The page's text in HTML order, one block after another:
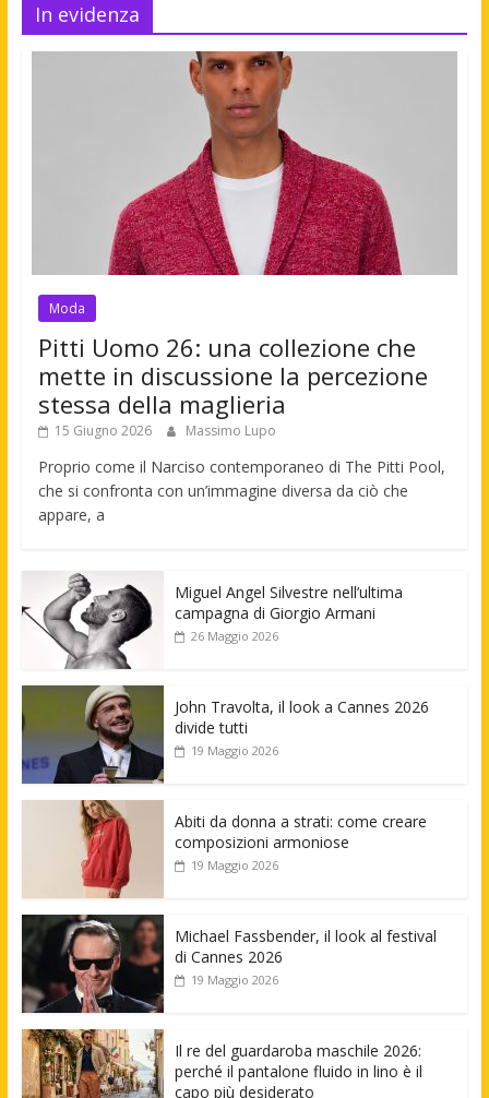
In evidenza
Moda
Pitti Uomo 26: una collezione che
mette in discussione la percezione
stessa della maglieria
15 Giugno 2026 Massimo Lupo
Proprio come il Narciso contemporaneo di The Pitti Pool,
che si confronta con un’immagine diversa da ciò che
appare, a
Miguel Angel Silvestre nell’ultima
campagna di Giorgio Armani
26 Maggio 2026
John Travolta, il look a Cannes 2026
divide tutti
19 Maggio 2026
Abiti da donna a strati: come creare
composizioni armoniose
19 Maggio 2026
Michael Fassbender, il look al festival
di Cannes 2026
19 Maggio 2026
Il re del guardaroba maschile 2026:
perché il pantalone fluido in lino è il
capo più desiderato